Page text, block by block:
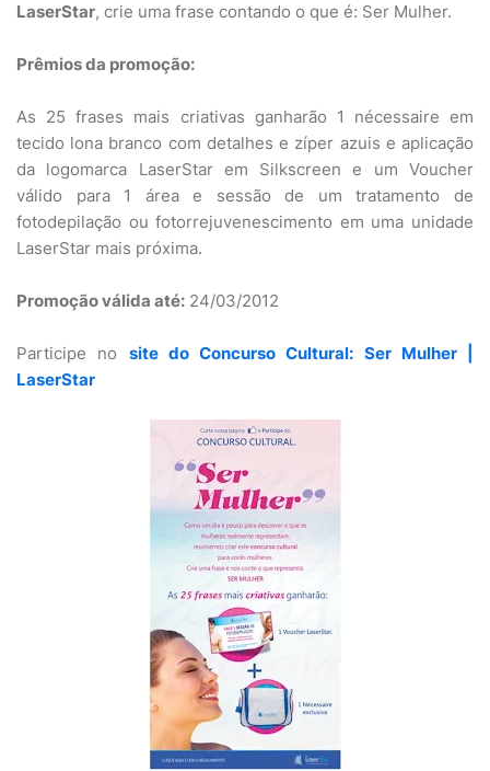
LaserStar, crie uma frase contando o que é: Ser Mulher.
Prêmios da promoção:
As 25 frases mais criativas ganharão 1 nécessaire em
tecido lona branco com detalhes e zíper azuis e aplicação
da logomarca LaserStar em Silkscreen e um Voucher
válido para 1 área e sessão de um tratamento de
fotodepilação ou fotorrejuvenescimento em uma unidade
LaserStar mais próxima.
Promoção válida até: 24/03/2012
Participe no site do Concurso Cultural: Ser Mulher |
LaserStar